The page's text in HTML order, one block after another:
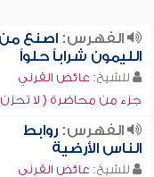
الفهرس:اصنع من
الليمون شراباً حلواً
للشيخ: عائض القرني
جزء من محاضرة ( لا
الفهرس:روابط
الناس الأرضية
للشيخ: عائض القرني